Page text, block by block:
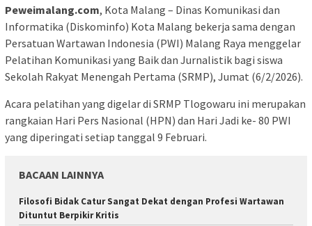
Peweimalang.com, Kota Malang – Dinas Komunikasi dan
Informatika (Diskominfo) Kota Malang bekerja sama dengan
Persatuan Wartawan Indonesia (PWI) Malang Raya menggelar
Pelatihan Komunikasi yang Baik dan Jurnalistik bagi siswa
Sekolah Rakyat Menengah Pertama (SRMP), Jumat (6/2/2026).
Acara pelatihan yang digelar di SRMP Tlogowaru ini merupakan
rangkaian Hari Pers Nasional (HPN) dan Hari Jadi ke- 80 PWI
yang diperingati setiap tanggal 9 Februari.
BACAAN LAINNYA
Filosofi Bidak Catur Sangat Dekat dengan Profesi Wartawan
Dituntut Berpikir Kritis